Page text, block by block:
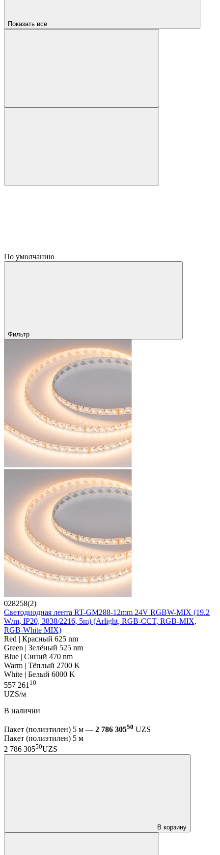
Показать все
По умолчанию
Фильтр
028258(2)
Светодиодная лента RT-GM288-12mm 24V RGBW-MIX (19.2
W/m, IP20, 3838/2216, 5m) (Arlight, RGB-CCT, RGB-MIX,
RGB-White MIX)
Red | Красный 625 nm
Green | Зелёный 525 nm
Blue | Синий 470 nm
Warm | Тёплый 2700 K
White | Белый 6000 K
557 261 10
UZS/м
В наличии
Пакет (полиэтилен) 5 м — 2 786 30550 UZS
Пакет (полиэтилен) 5 м
2 786 30550UZS
В корзину